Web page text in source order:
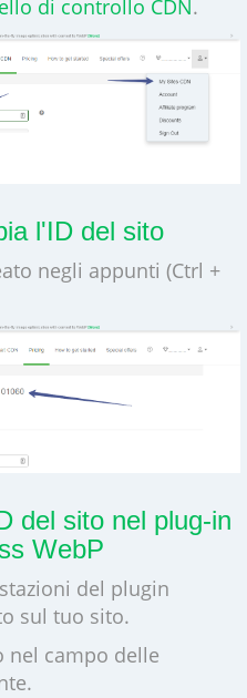
di controllo CDN.
l'ID del sito
negli appunti (Ctrl +
del sito nel plug-in
WebP
del plugin
sul tuo sito.
nel campo delle